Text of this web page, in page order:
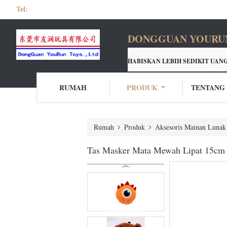
Tel:
DONGGUAN
HABISKAN LEBIH SEDIKIT
YOURUN CUSTON
LAYANANUNTUK SEMUA
RUMAH PRODUK
Rumah Produk Aksesoris Mainan Lunak
Tas Masker Mata Mewah Lipat